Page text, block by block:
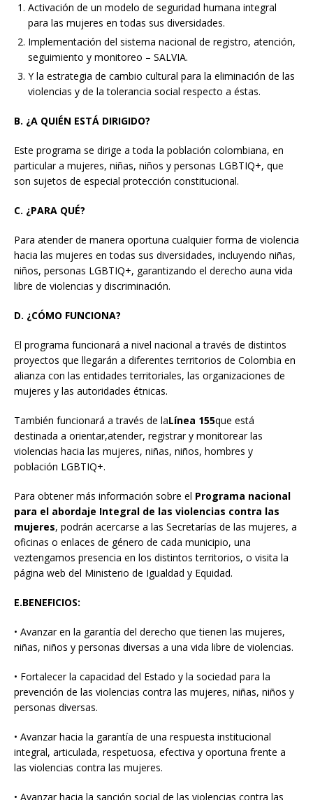
Activación de un modelo de seguridad humana integral
para las mujeres en todas sus diversidades.
Implementación del sistema nacional de registro, atención,
seguimiento y monitoreo – SALVIA.
Y la estrategia de cambio cultural para la eliminación de las
violencias y de la tolerancia social respecto a éstas.
B. ¿A QUIÉN ESTÁ DIRIGIDO?
Este programa se dirige a toda la población colombiana, en
particular a mujeres, niñas, niños y personas LGBTIQ+, que
son sujetos de especial protección constitucional.
C. ¿PARA QUÉ?
Para atender de manera oportuna cualquier forma de violencia
hacia las mujeres en todas sus diversidades, incluyendo niñas,
niños, personas LGBTIQ+, garantizando el derecho auna vida
libre de violencias y discriminación.
D. ¿CÓMO FUNCIONA?
El programa funcionará a nivel nacional a través de distintos
proyectos que llegarán a diferentes territorios de Colombia en
alianza con las entidades territoriales, las organizaciones de
mujeres y las autoridades étnicas.
También funcionará a través de laLínea 155que está
destinada a orientar,atender, registrar y monitorear las
violencias hacia las mujeres, niñas, niños, hombres y
población LGBTIQ+.
Para obtener más información sobre el Programa nacional
para el abordaje Integral de las violencias contra las
mujeres, podrán acercarse a las Secretarías de las mujeres, a
oficinas o enlaces de género de cada municipio, una
veztengamos presencia en los distintos territorios, o visita la
página web del Ministerio de Igualdad y Equidad.
E.BENEFICIOS:
• Avanzar en la garantía del derecho que tienen las mujeres,
niñas, niños y personas diversas a una vida libre de violencias.
• Fortalecer la capacidad del Estado y la sociedad para la
prevención de las violencias contra las mujeres, niñas, niños y
personas diversas.
• Avanzar hacia la garantía de una respuesta institucional
integral, articulada, respetuosa, efectiva y oportuna frente a
las violencias contra las mujeres.
• Avanzar hacia la sanción social de las violencias contra las